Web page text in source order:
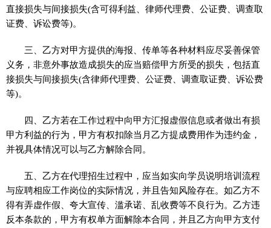
直接损失与间接损失(含可得利益、律师代理费、公证费、调查取
证费、诉讼费等)。
三、乙方对甲方提供的海报、传单等各种材料应尽妥善保管
义务，非意外事故造成损失的应当赔偿甲方所受的损失，包括直
接损失与间接损失(含律师代理费、公证费、调查取证费、诉讼费
等)。
四、乙方若在工作过程中向甲方汇报虚假信息或者做出有损
甲方利益的行为，甲方有权扣除当月乙方提成费用作为违约金，
并视具体情况可以与乙方解除合同。
五、乙方在代理招生过程中，应当如实向学员说明培训流程
与应聘相应工作岗位的实际情况，并且告知风险存在。如乙方不
得有弄虚作假、夸大宣传、滥承诺、乱收费等不良行为。乙方违
反本条款的，甲方有权单方面解除本合同，并且乙方向甲方支付